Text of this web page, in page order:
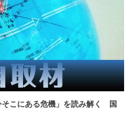
そこにある危機」を読み解く 国